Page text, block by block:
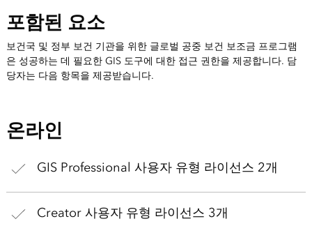
포함된 요소
보건국 및 정부 보건 기관을 위한 글로벌 공중 보건 보조금 프로그램
은 성공하는 데 필요한 GIS 도구에 대한 접근 권한을 제공합니다. 담
당자는 다음 항목을 제공받습니다.
온라인
GIS Professional 사용자 유형 라이선스 2개
Creator 사용자 유형 라이선스 3개